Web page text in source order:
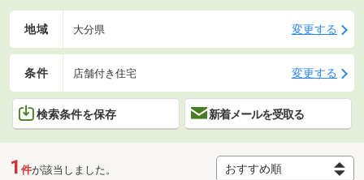
地域 大分県 変更する
条件 店舗付き住宅 変更する
検索条件を保存 新着メールを受取る
1 件が該当しました。